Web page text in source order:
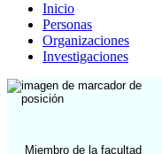
Inicio
Personas
Organizaciones
Investigaciones
Miembro de la facultad